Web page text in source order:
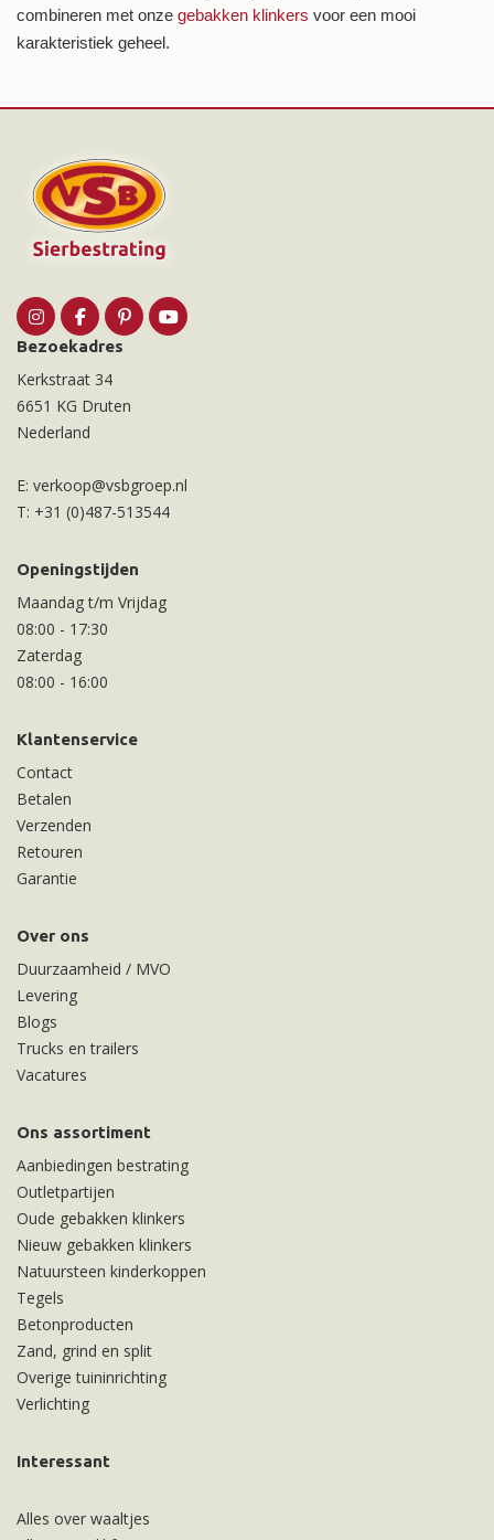
combineren met onze gebakken klinkers voor een mooi
karakteristiek geheel.
Bezoekadres
Kerkstraat 34
6651 KG Druten
Nederland
E: verkoop@vsbgroep.nl
T: +31 (0)487-513544
Openingstijden
Maandag t/m Vrijdag
08:00 - 17:30
Zaterdag
08:00 - 16:00
Klantenservice
Contact
Betalen
Verzenden
Retouren
Garantie
Over ons
Duurzaamheid / MVO
Levering
Blogs
Trucks en trailers
Vacatures
Ons assortiment
Aanbiedingen bestrating
Outletpartijen
Oude gebakken klinkers
Nieuw gebakken klinkers
Natuursteen kinderkoppen
Tegels
Betonproducten
Zand, grind en split
Overige tuininrichting
Verlichting
Interessant
Alles over waaltjes